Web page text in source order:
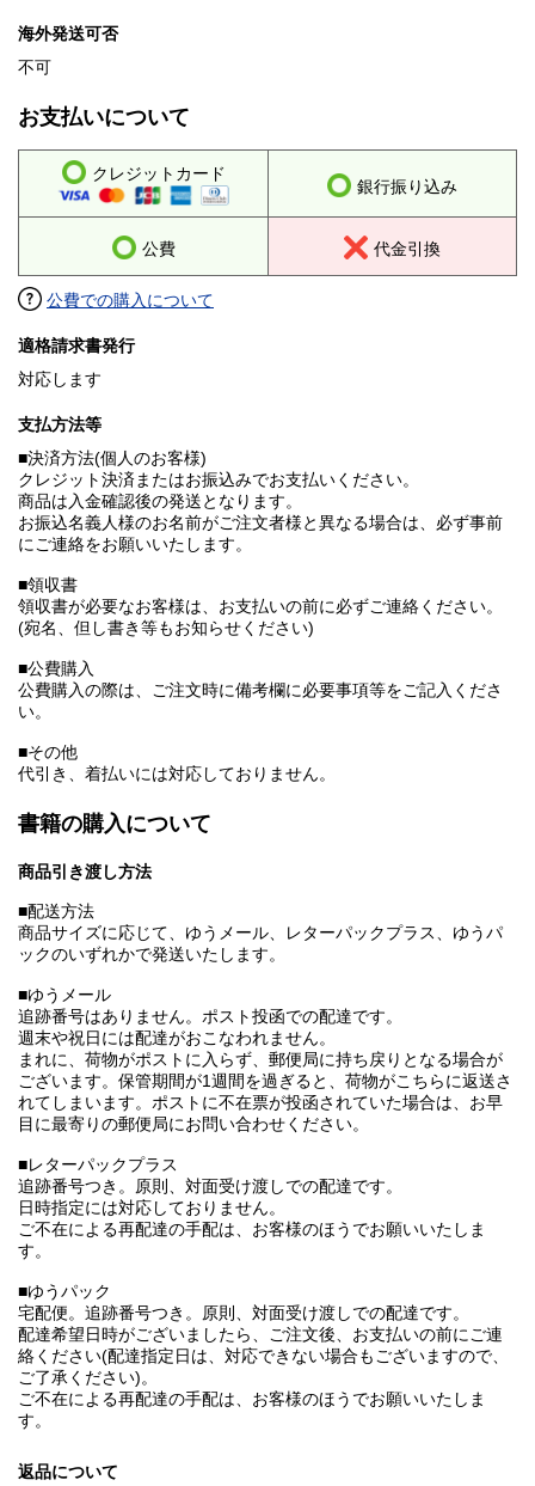
海外発送可否
不可
お支払いについて
クレジットカード
銀行振り込み
公費 代金引換
公費での購入について
適格請求書発行
対応します
支払方法等
■決済方法(個人のお客様)
クレジット決済またはお振込みでお支払いください。
商品は入金確認後の発送となります。
お振込名義人様のお名前がご注文者様と異なる場合は、必ず事前
にご連絡をお願いいたします。
■領収書
領収書が必要なお客様は、お支払いの前に必ずご連絡ください。
(宛名、但し書き等もお知らせください)
■公費購入
公費購入の際は、ご注文時に備考欄に必要事項等をご記入くださ
い。
■その他
代引き、着払いには対応しておりません。
書籍の購入について
商品引き渡し方法
■配送方法
商品サイズに応じて、ゆうメール、レターパックプラス、ゆうパ
ックのいずれかで発送いたします。
■ゆうメール
追跡番号はありません。ポスト投函での配達です。
週末や祝日には配達がおこなわれません。
まれに、荷物がポストに入らず、郵便局に持ち戻りとなる場合が
ございます。保管期間が1週間を過ぎると、荷物がこちらに返送さ
れてしまいます。ポストに不在票が投函されていた場合は、お早
目に最寄りの郵便局にお問い合わせください。
■レターパックプラス
追跡番号つき。原則、対面受け渡しでの配達です。
日時指定には対応しておりません。
ご不在による再配達の手配は、お客様のほうでお願いいたしま
す。
■ゆうパック
宅配便。追跡番号つき。原則、対面受け渡しでの配達です。
配達希望日時がございましたら、ご注文後、お支払いの前にご連
絡ください(配達指定日は、対応できない場合もございますので、
ご了承ください)。
ご不在による再配達の手配は、お客様のほうでお願いいたしま
す。
返品について